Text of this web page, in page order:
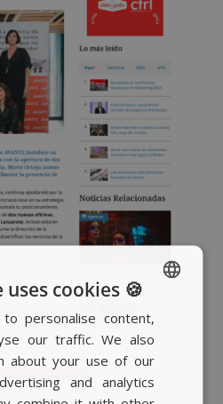
SPANISH
BASQUE
CATALAN
cookies 🍪
personalise content,
our traffic. We also
about your use of our
and analytics